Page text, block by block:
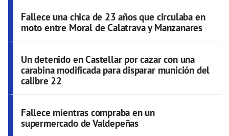
Fallece una chica de 23 años que circulaba en
moto entre Moral de Calatrava y Manzanares
Un detenido en Castellar por cazar con una
carabina modificada para disparar munición del
calibre 22
Fallece mientras compraba en un
supermercado de Valdepeñas